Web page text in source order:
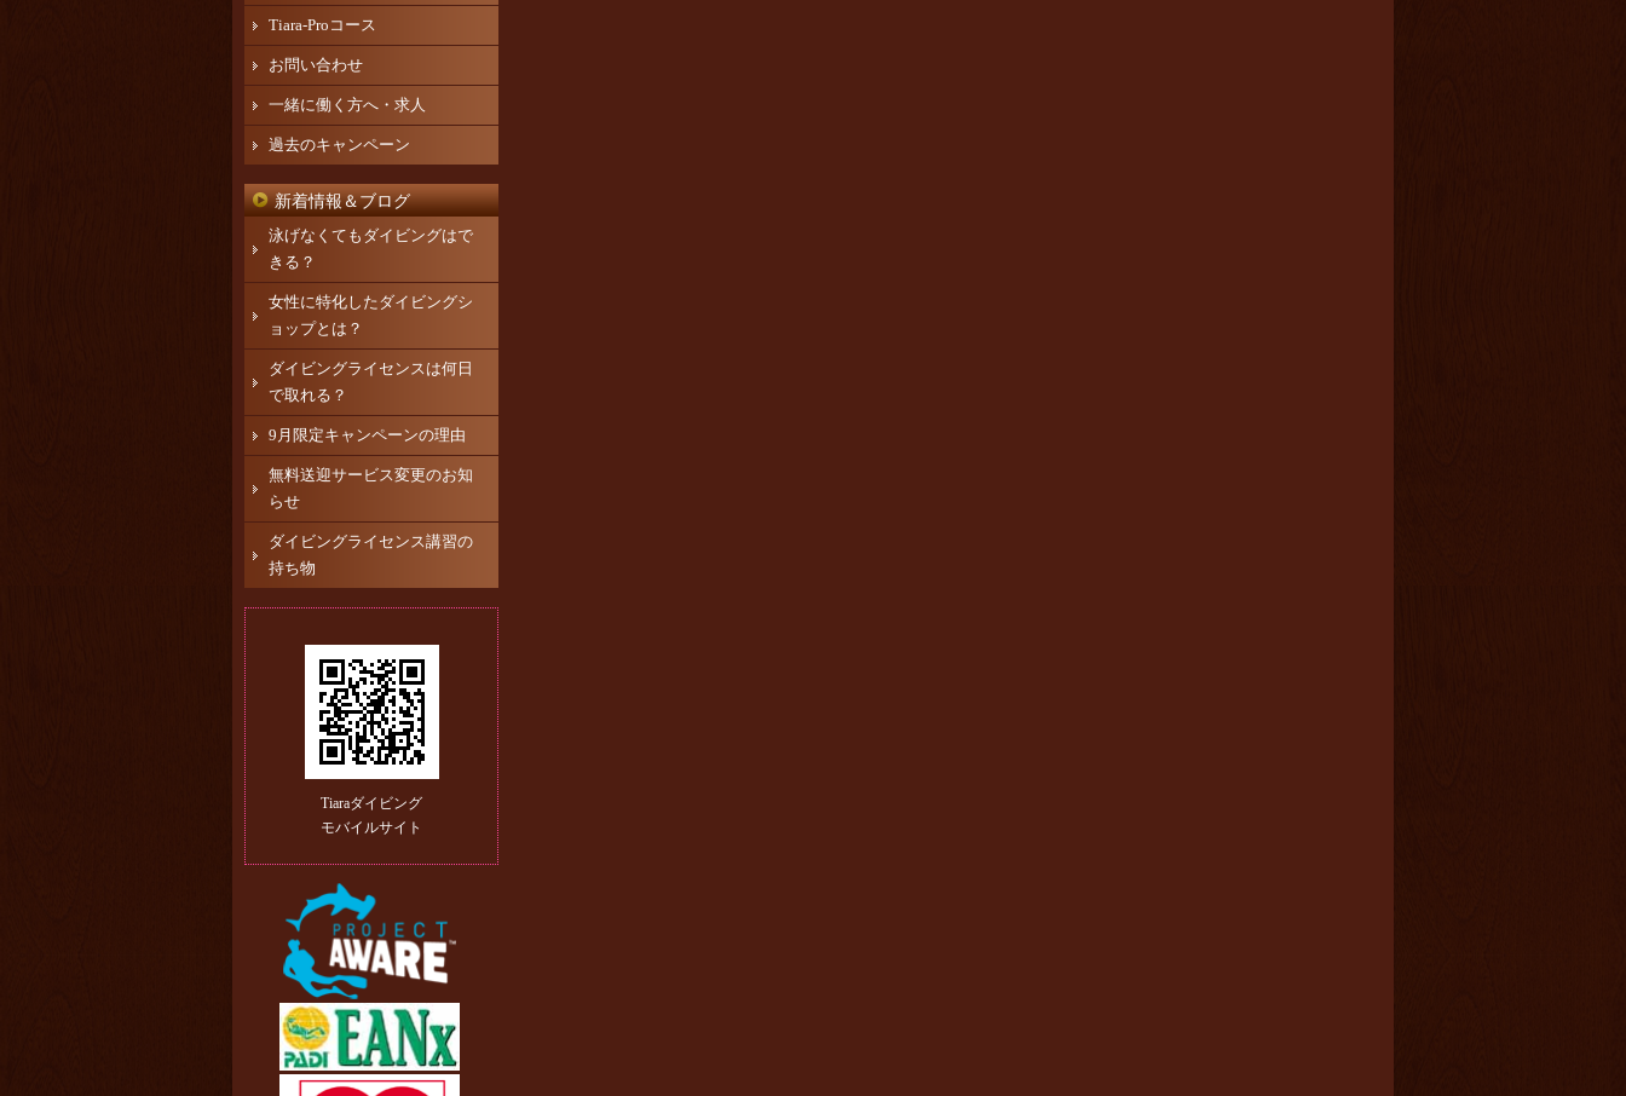
Tiara-Proコース
お問い合わせ
一緒に働く方へ・求人
過去のキャンペーン
新着情報＆ブログ
泳げなくてもダイビングはで
きる？
女性に特化したダイビングシ
ョップとは？
ダイビングライセンスは何日
で取れる？
9月限定キャンペーンの理由
無料送迎サービス変更のお知
らせ
ダイビングライセンス講習の
持ち物
Tiaraダイビング
モバイルサイト